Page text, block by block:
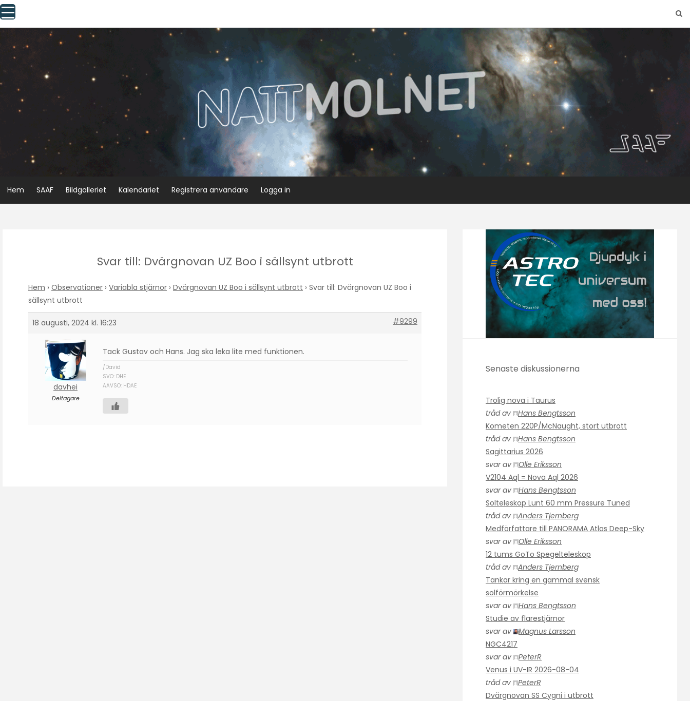
Skip
to
content
Hem SAAF Bildgalleriet Kalendariet Registrera användare Logga in
Svar till: Dvärgnovan UZ Boo i sällsynt utbrott
Hem › Observationer › Variabla stjärnor › Dvärgnovan UZ Boo i sällsynt utbrott › Svar till: Dvärgnovan UZ Boo i
sällsynt utbrott
18 augusti, 2024 kl. 16:23 #9299
davhei
Deltagare
Tack Gustav och Hans. Jag ska leka lite med funktionen.
/David
SVO: DHE
AAVSO: HDAE
Senaste diskussionerna
Trolig nova i Taurus
tråd av
Hans Bengtsson
Kometen 220P/McNaught, stort utbrott
tråd av
Hans Bengtsson
Sagittarius 2026
svar av
Olle Eriksson
V2104 Aql = Nova Aql 2026
svar av
Hans Bengtsson
Solteleskop Lunt 60 mm Pressure Tuned
tråd av
Anders Tjernberg
Medförfattare till PANORAMA Atlas Deep-Sky
svar av
Olle Eriksson
12 tums GoTo Spegelteleskop
tråd av
Anders Tjernberg
Tankar kring en gammal svensk
solförmörkelse
svar av
Hans Bengtsson
Studie av flarestjärnor
svar av
Magnus Larsson
NGC4217
svar av
PeterR
Venus i UV-IR 2026-08-04
tråd av
PeterR
Dvärgnovan SS Cygni i utbrott